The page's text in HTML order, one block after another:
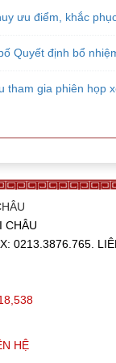
ưu điểm, khắc
Quyết định bổ
tham gia phiên họp
CHÂU
0213.3876.765.
HỆ